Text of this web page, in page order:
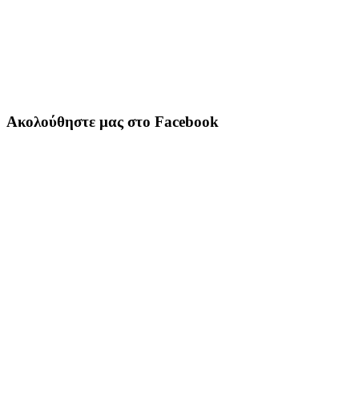
Ακολούθηστε μας στο Facebook